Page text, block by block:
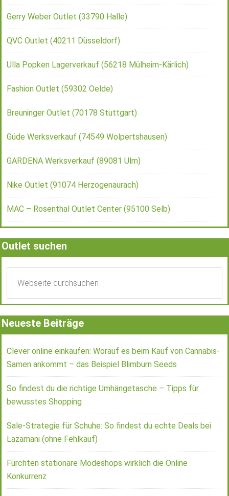
Gerry Weber Outlet (33790 Halle)
QVC Outlet (40211 Düsseldorf)
Ulla Popken Lagerverkauf (56218 Mülheim-Kärlich)
Fashion Outlet (59302 Oelde)
Breuninger Outlet (70178 Stuttgart)
Güde Werksverkauf (74549 Wolpertshausen)
GARDENA Werksverkauf (89081 Ulm)
Nike Outlet (91074 Herzogenaurach)
MAC – Rosenthal Outlet Center (95100 Selb)
Outlet suchen
Neueste Beiträge
Clever online einkaufen: Worauf es beim Kauf von Cannabis-
Samen ankommt – das Beispiel Blimburn Seeds
So findest du die richtige Umhängetasche – Tipps für
bewusstes Shopping
Sale-Strategie für Schuhe: So findest du echte Deals bei
Lazamani (ohne Fehlkauf)
Fürchten stationäre Modeshops wirklich die Online
Konkurrenz